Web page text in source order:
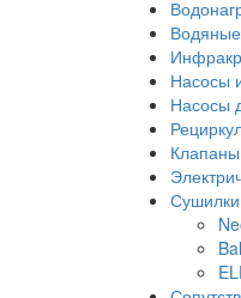
Насосы
Насосы